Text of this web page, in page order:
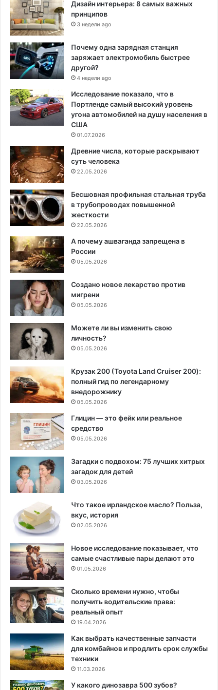
Дизайн интерьера: 8 самых важных
принципов
3 недели ago
Почему одна зарядная станция
заряжает электромобиль быстрее
другой?
4 недели ago
Исследование показало, что в
Портленде самый высокий уровень
угона автомобилей на душу населения в
США
01.07.2026
Древние числа, которые раскрывают
суть человека
22.05.2026
Бесшовная профильная стальная труба
в трубопроводах повышенной
жесткости
22.05.2026
А почему ашваганда запрещена в
России
05.05.2026
Создано новое лекарство против
мигрени
05.05.2026
Можете ли вы изменить свою
личность?
05.05.2026
Крузак 200 (Toyota Land Cruiser 200):
полный гид по легендарному
внедорожнику
05.05.2026
Глицин — это фейк или реальное
средство
05.05.2026
Загадки с подвохом: 75 лучших хитрых
загадок для детей
03.05.2026
Что такое ирландское масло? Польза,
вкус, история
02.05.2026
Новое исследование показывает, что
самые счастливые пары делают это
01.05.2026
Сколько времени нужно, чтобы
получить водительские права:
реальный опыт
19.04.2026
Как выбрать качественные запчасти
для комбайнов и продлить срок службы
техники
11.03.2026
У какого динозавра 500 зубов?